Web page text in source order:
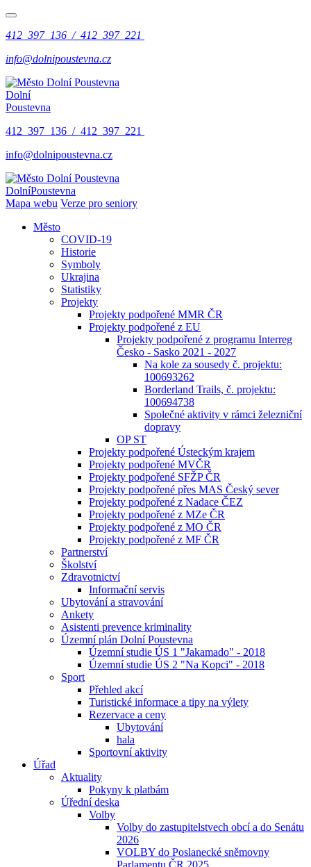
412 397 136 / 412 397 221
info@dolnipoustevna.cz
Dolní
Poustevna
412 397 136 / 412 397 221
info@dolnipoustevna.cz
DolníPoustevna
Mapa webu Verze pro seniory
Město
COVID-19
Historie
Symboly
Ukrajina
Statistiky
Projekty
Projekty podpořené MMR ČR
Projekty podpořené z EU
Projekty podpořené z programu Interreg
Česko - Sasko 2021 - 2027
Na kole za sousedy č. projektu:
100693262
Borderland Trails, č. projektu:
100694738
Společné aktivity v rámci železniční
dopravy
OP ST
Projekty podpořené Ústeckým krajem
Projekty podpořené MVČR
Projekty podpořené SFŽP ČR
Projekty podpořené přes MAS Český sever
Projekty podpořené z Nadace ČEZ
Projekty podpořené z MZe ČR
Projekty podpořené z MO ČR
Projekty podpořené z MF ČR
Partnerství
Školství
Zdravotnictví
Informační servis
Ubytování a stravování
Ankety
Asistenti prevence kriminality
Územní plán Dolní Poustevna
Územní studie ÚS 1 "Jakamado" - 2018
Územní studie ÚS 2 "Na Kopci" - 2018
Sport
Přehled akcí
Turistické informace a tipy na výlety
Rezervace a ceny
Ubytování
hala
Sportovní aktivity
Úřad
Aktuality
Pokyny k platbám
Úřední deska
Volby
Volby do zastupitelstvech obcí a do Senátu
2026
VOLBY do Poslanecké sněmovny
Parlamentu ČR 2025